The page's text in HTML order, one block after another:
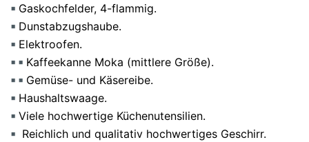
Gaskochfelder, 4-flammig.
Dunstabzugshaube.
Elektroofen.
Kaffeekanne Moka (mittlere Größe).
Gemüse- und Käsereibe.
Haushaltswaage.
Viele hochwertige Küchenutensilien.
Reichlich und qualitativ hochwertiges Geschirr.